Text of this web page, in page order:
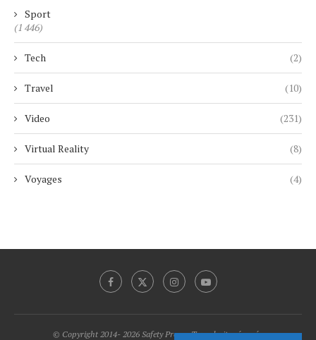
Sport
(1 446)
Tech (2)
Travel (10)
Video (231)
Virtual Reality (8)
Voyages (4)
© Copyright 2014- 2026 Safety Promo Tous droits réservés.